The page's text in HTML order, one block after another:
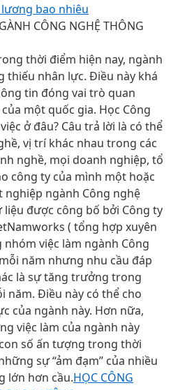
bao nhiêu
CÔNG NGHỆ THÔNG
thời điểm hiện nay, ngành
thiếu nhân lực. Điều này khá
tin đóng vai trò quan
một quốc gia. Học Công
ở đâu? Câu trả lời là có thể
vị trí khác nhau trong các
nghề, mọi doanh nghiệp, tổ
công ty của mình một hoặc
ngành Công nghệ
được công bố bởi Công ty
( tổng hợp xuyên
việc làm ngành Công
năm nhưng nhu cầu đáp
là sự tăng trưởng trong
năm. Điều này có thể cho
của ngành này. Hơn nữa,
việc làm của ngành này
số ấn tượng trong thời
sự “ảm đạm” của nhiều
lớn hơn cầu.HỌC CÔNG